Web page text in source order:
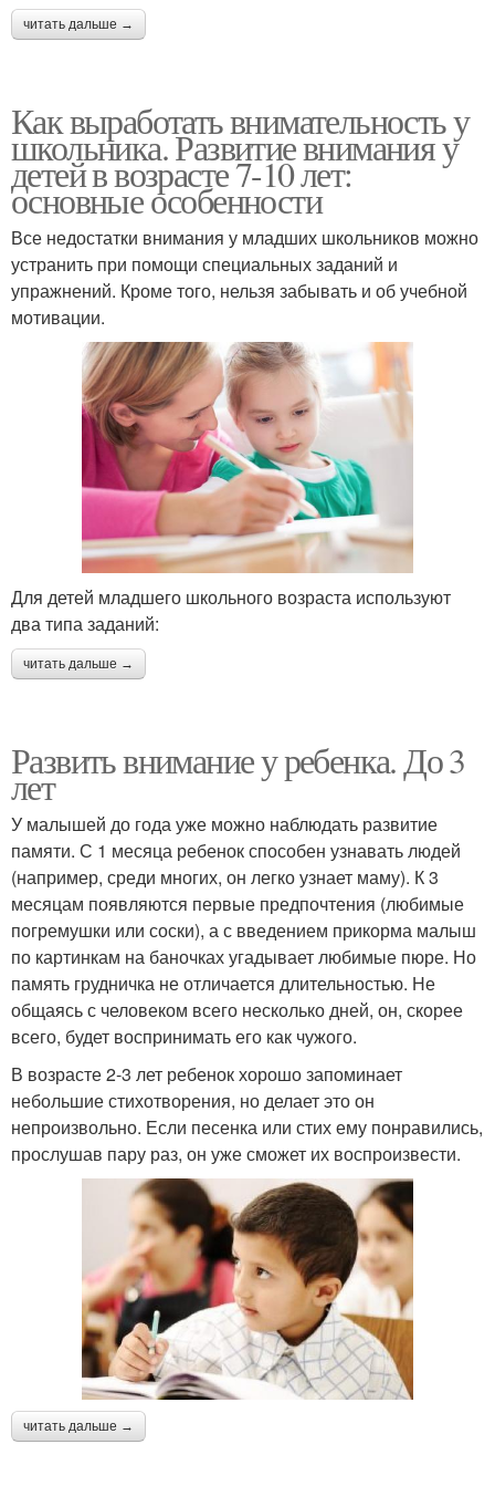
читать дальше →
Как выработать внимательность у
школьника. Развитие внимания у
детей в возрасте 7-10 лет:
основные особенности
Все недостатки внимания у младших школьников можно
устранить при помощи специальных заданий и
упражнений. Кроме того, нельзя забывать и об учебной
мотивации.
Для детей младшего школьного возраста используют
два типа заданий:
читать дальше →
Развить внимание у ребенка. До 3
лет
У малышей до года уже можно наблюдать развитие
памяти. С 1 месяца ребенок способен узнавать людей
(например, среди многих, он легко узнает маму). К 3
месяцам появляются первые предпочтения (любимые
погремушки или соски), а с введением прикорма малыш
по картинкам на баночках угадывает любимые пюре. Но
память грудничка не отличается длительностью. Не
общаясь с человеком всего несколько дней, он, скорее
всего, будет воспринимать его как чужого.
В возрасте 2-3 лет ребенок хорошо запоминает
небольшие стихотворения, но делает это он
непроизвольно. Если песенка или стих ему понравились,
прослушав пару раз, он уже сможет их воспроизвести.
читать дальше →